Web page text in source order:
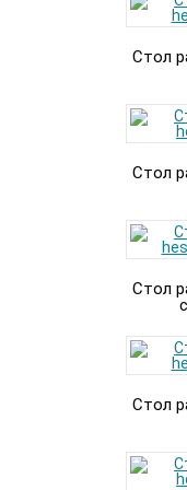
Стол
Стол
Стол
Стол